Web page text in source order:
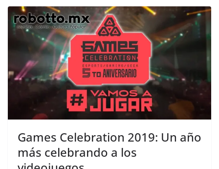
Games Celebration 2019: Un año
más celebrando a los